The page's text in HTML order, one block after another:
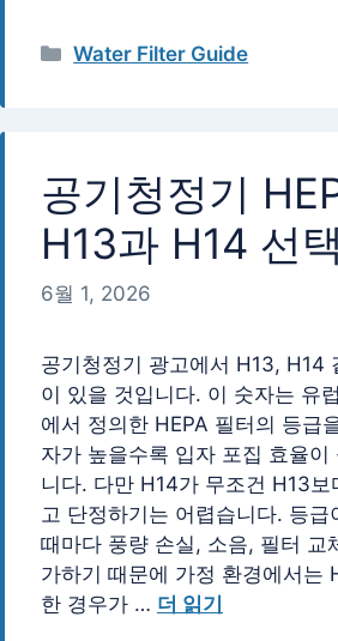
카
Water Filter Guide
공기청정기
H13과 H14 선
6월 1, 2026
공기청정기 광고에서 H13, H14
이 있을 것입니다. 이 숫자는 유
에서 정의한 HEPA 필터의 등급
자가 높을수록 입자 포집 효율이
니다. 다만 H14가 무조건 H13보
고 단정하기는 어렵습니다. 등
때마다 풍량 손실, 소음, 필터 교
가하기 때문에 가정 환경에서는
한 경우가 … 더 읽기